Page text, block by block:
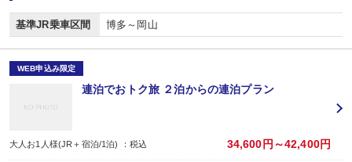
基準JR乗車区間 博多～岡山
WEB申込み限定
連泊でおトク旅 ２泊からの連泊プラン
大人お1人様(JR＋宿泊/1泊) ：税込 34,600円～42,400円